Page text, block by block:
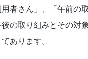
用者さん」、「午前の
の取り組みとその対
あります。